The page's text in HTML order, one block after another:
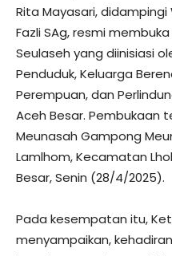
Rita Mayasari, didampingi
Fazli SAg, resmi
Seulaseh yang diinisiasi
Penduduk, Keluarga
Perempuan, dan
Aceh Besar. Pembukaan
Meunasah Gampong
Lamlhom, Kecamatan
Besar, Senin (28/4/2025).
Pada kesempatan itu,
menyampaikan,